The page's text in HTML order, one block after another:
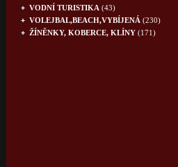
VODNÍ TURISTIKA (43)
VOLEJBAL,BEACH,VYBÍJENÁ (230)
ŽÍNĚNKY, KOBERCE, KLÍNY (171)